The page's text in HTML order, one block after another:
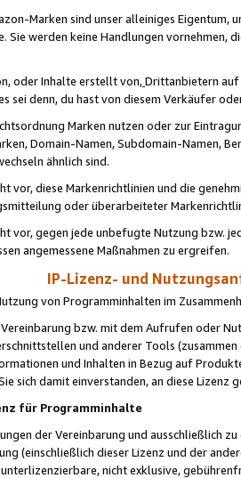
Marken sind unser alleiniges
Sie werden keine Handlungen vornehmen,
oder Inhalte erstellt von,Drittanbietern auf
sei denn, du hast von diesem Verkäufer
Marken nutzen oder zur
Domain-Namen, Subdomain-Namen,
ähnlich sind.
vor, diese Markenrichtlinien und die
oder überarbeiteter
vor, gegen jede unbefugte Nutzung bzw.
angemessene Maßnahmen zu ergreifen.
IP-Lizenz- und
von Programminhalten im
bzw. mit dem Aufrufen oder
und anderer Tools (zusammen
und Inhalten in Bezug auf
sich damit einverstanden, an diese Lizenz
für Programminhalte
der Vereinbarung und ausschließlich
(einschließlich dieser Lizenz und der
nicht exklusive,